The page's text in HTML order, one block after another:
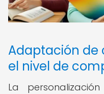
Adaptación de
el nivel de
La